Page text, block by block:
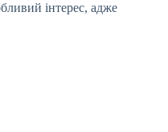
інтерес, адже